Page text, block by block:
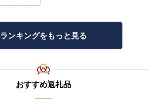
ランキングをもっと見る
おすすめ返礼品